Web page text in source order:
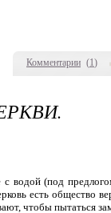
Комментарии (1)
водой (под
есть общество
чтобы пытаться